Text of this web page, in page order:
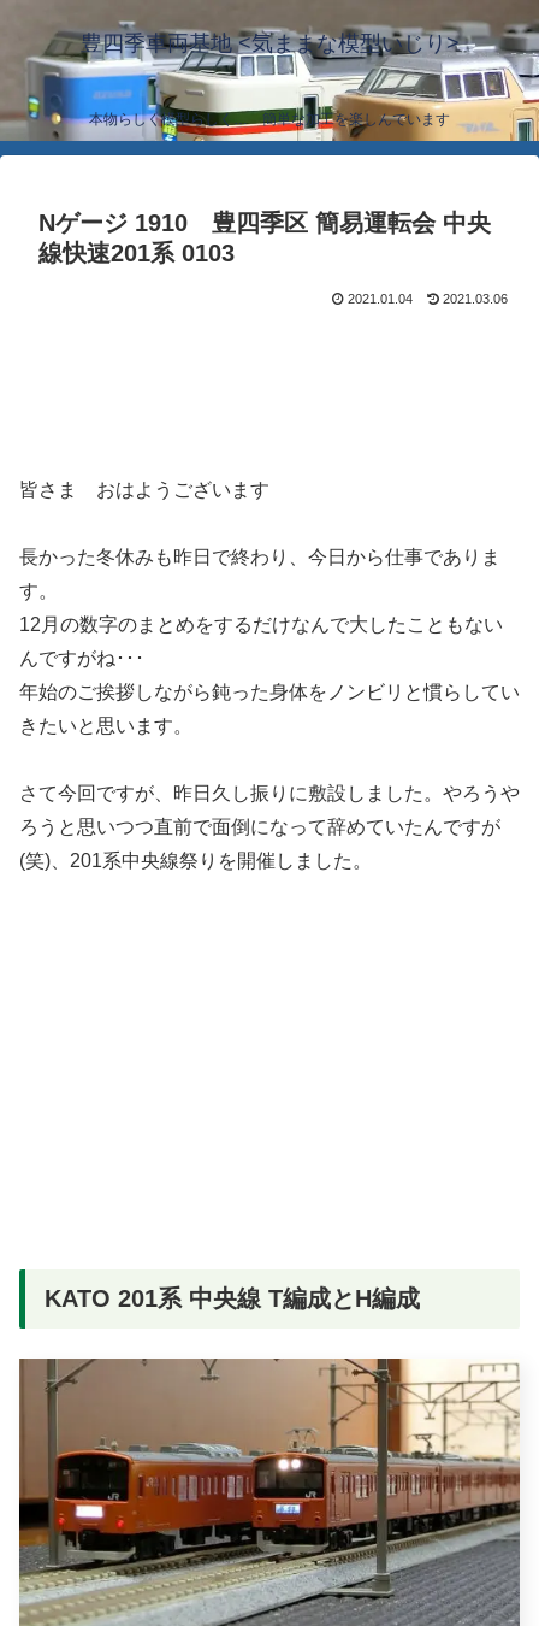
豊四季車両基地 <気ままな模型いじり>
本物らしく模型らしく… 簡単な加工を楽しんでいます
Nゲージ 1910 豊四季区 簡易運転会 中央
線快速201系 0103
2021.01.04 2021.03.06
皆さま おはようございます
長かった冬休みも昨日で終わり、今日から仕事でありま
す。
12月の数字のまとめをするだけなんで大したこともない
んですがね･･･
年始のご挨拶しながら鈍った身体をノンビリと慣らしてい
きたいと思います。
さて今回ですが、昨日久し振りに敷設しました。やろうや
ろうと思いつつ直前で面倒になって辞めていたんですが
(笑)、201系中央線祭りを開催しました。
KATO 201系 中央線 T編成とH編成